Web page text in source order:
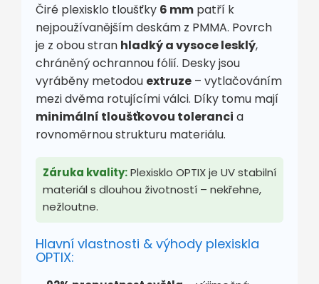
Čiré plexisklo tloušťky 6 mm patří k
nejpoužívanějším deskám z PMMA. Povrch
je z obou stran hladký a vysoce lesklý,
chráněný ochrannou fólií. Desky jsou
vyráběny metodou extruze – vytlačováním
mezi dvěma rotujícími válci. Díky tomu mají
minimální tloušťkovou toleranci a
rovnoměrnou strukturu materiálu.
Záruka kvality:Plexisklo OPTIX je UV stabilní
materiál s dlouhou životností – nekřehne,
nežloutne.
Hlavní vlastnosti & výhody plexiskla
OPTIX: